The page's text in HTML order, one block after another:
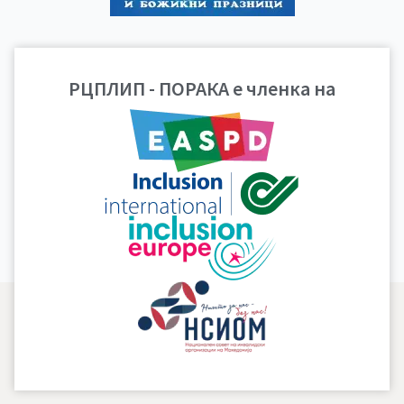
Гласило број 4, 2010
година
ПРЕВЗЕМИ
РЦПЛИП - ПОРАКА е членка на